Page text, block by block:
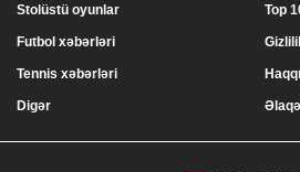
Stolüstü oyunlar Top
Futbol xəbərləri
Tennis xəbərləri
Digər Əlaqə